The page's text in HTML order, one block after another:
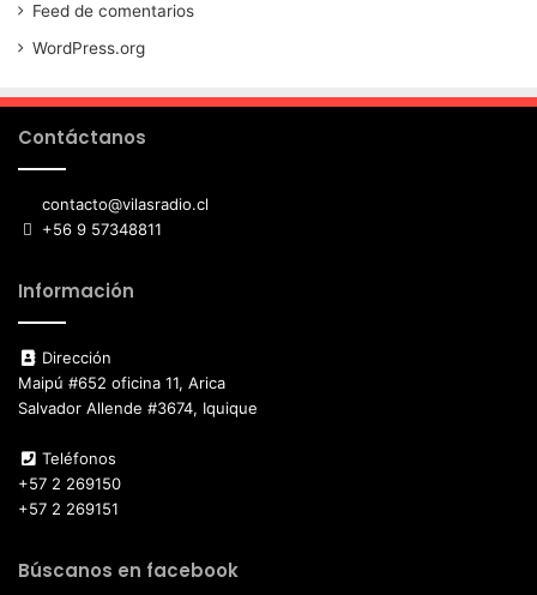
Feed de comentarios
WordPress.org
Contáctanos
contacto@vilasradio.cl
+56 9 57348811
Información
Dirección
Maipú #652 oficina 11, Arica
Salvador Allende #3674, Iquique
Teléfonos
+57 2 269150
+57 2 269151
Búscanos en facebook